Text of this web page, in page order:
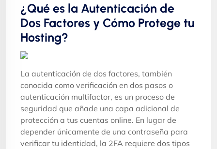
¿Qué es la Autenticación de
Dos Factores y Cómo Protege tu
Hosting?
La autenticación de dos factores, también
conocida como verificación en dos pasos o
autenticación multifactor, es un proceso de
seguridad que añade una capa adicional de
protección a tus cuentas online. En lugar de
depender únicamente de una contraseña para
verificar tu identidad, la 2FA requiere dos tipos